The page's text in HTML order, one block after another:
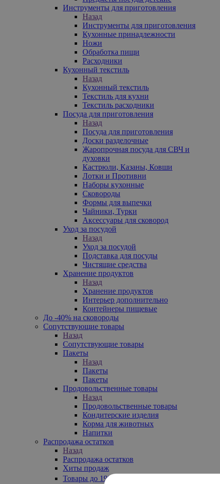
Инструменты для приготовления
Назад
Инструменты для приготовления
Кухонные принадлежности
Ножи
Обработка пищи
Расходники
Кухонный текстиль
Назад
Кухонный текстиль
Текстиль для кухни
Текстиль расходники
Посуда для приготовления
Назад
Посуда для приготовления
Доски разделочные
Жаропрочная посуда для СВЧ и
духовки
Кастрюли, Казаны, Ковши
Лотки и Противни
Наборы кухонные
Сковороды
Формы для выпечки
Чайники, Турки
Аксессуары для сковород
Уход за посудой
Назад
Уход за посудой
Подставка для посуды
Чистящие средства
Хранение продуктов
Назад
Хранение продуктов
Интерьер дополнительно
Контейнеры пищевые
До -40% на сковороды
Сопутствующие товары
Назад
Сопутствующие товары
Пакеты
Назад
Пакеты
Пакеты
Продовольственные товары
Назад
Продовольственные товары
Кондитерские изделия
Корма для животных
Напитки
Распродажа остатков
Назад
Распродажа остатков
Хиты продаж
Товары до 199₽